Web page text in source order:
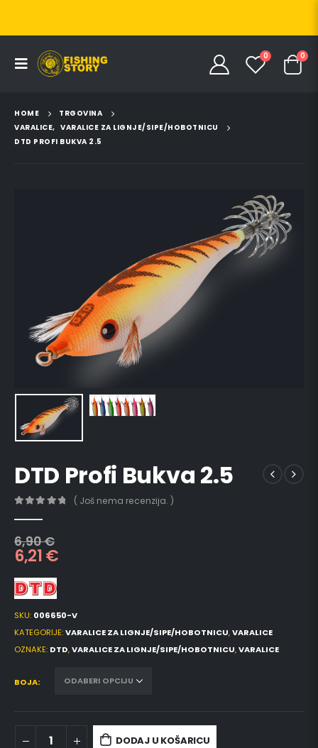
0 0
HOME
TRGOVINA
VARALICE, VARALICE ZA LIGNJE/SIPE/HOBOTNICU
DTD PROFI BUKVA 2.5
DTD Profi Bukva 2.5
( Još nema recenzija. )
6,90€
6,21€
SKU: 006650-V
KATEGORIJE:VARALICE ZA LIGNJE/SIPE/HOBOTNICU,VARALICE
OZNAKE: DTD,VARALICE ZA LIGNJE/SIPE/HOBOTNICU,VARALICE
BOJA
DODAJ U KOŠARICU